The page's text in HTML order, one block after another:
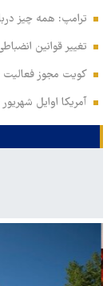
ترامپ: همه چیز
تغییر قوانین
کویت مجوز فعالیت
آمریکا اوایل